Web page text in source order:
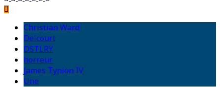
Christian Ward
Delcourt
DSTLRY
horreur
James Tynion IV
Une